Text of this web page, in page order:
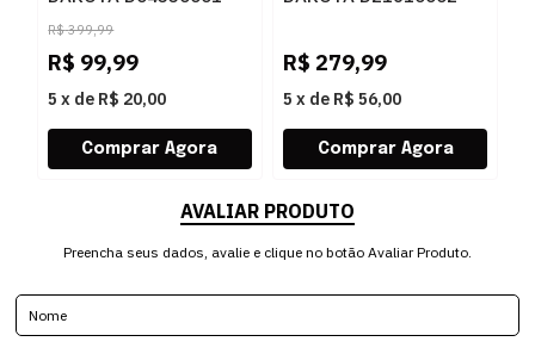
PRETO
R$ 399,99
R$ 99,99
5 x de R$ 20,00
R$ 279,99
5 x de R$ 56,00
AVALIAR PRODUTO
Preencha seus dados, avalie e clique no botão Avaliar Produto.